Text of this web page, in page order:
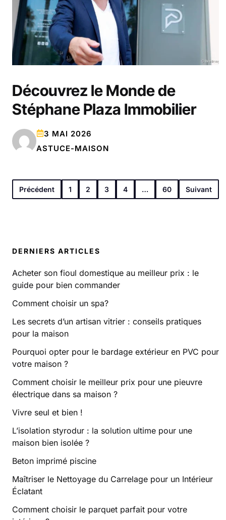
DERNIERS ARTICLES
Acheter son fioul domestique au meilleur prix : le
guide pour bien commander
Comment choisir un spa?
Les secrets d’un artisan vitrier : conseils pratiques
pour la maison
Pourquoi opter pour le bardage extérieur en PVC pour
votre maison ?
Comment choisir le meilleur prix pour une pieuvre
électrique dans sa maison ?
Vivre seul et bien !
L’isolation styrodur : la solution ultime pour une
maison bien isolée ?
Beton imprimé piscine
Maîtriser le Nettoyage du Carrelage pour un Intérieur
Éclatant
Comment choisir le parquet parfait pour votre
Découvrez le Monde de
Stéphane Plaza Immobilier
3 MAI 2026
ASTUCE-MAISON
Précédent 1 2 3 4 … 60 Suivant